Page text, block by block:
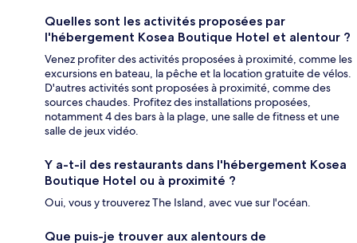
Quelles sont les activités proposées par
l'hébergement Kosea Boutique Hotel et alentour ?
Venez profiter des activités proposées à proximité, comme les
excursions en bateau, la pêche et la location gratuite de vélos.
D'autres activités sont proposées à proximité, comme des
sources chaudes. Profitez des installations proposées,
notamment 4 des bars à la plage, une salle de fitness et une
salle de jeux vidéo.
Y a-t-il des restaurants dans l'hébergement Kosea
Boutique Hotel ou à proximité ?
Oui, vous y trouverez The Island, avec vue sur l'océan.
Que puis-je trouver aux alentours de